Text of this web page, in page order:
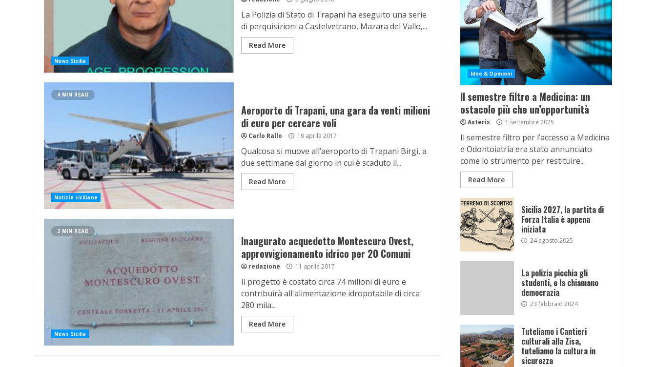
News Sicilia
La Polizia di Stato di Trapani ha eseguito una serie
di perquisizioni a Castelvetrano, Mazara del Vallo,...
Read More
4 MIN READ
Notizie siciliane
Aeroporto di Trapani, una gara da venti milioni
di euro per cercare voli
Carlo Rallo 19 aprile 2017
Qualcosa si muove all’aeroporto di Trapani Birgi, a
due settimane dal giorno in cui è scaduto il...
Read More
2 MIN READ
News Sicilia
Inaugurato acquedotto Montescuro Ovest,
approvvigionamento idrico per 20 Comuni
redazione 11 aprile 2017
Il progetto è costato circa 74 milioni di euro e
contribuirà all'alimentazione idropotabile di circa
280 mila...
Read More
Idee & Opinioni
Il semestre filtro a Medicina: un
ostacolo più che un’opportunità
Asterix 1 settembre 2025
Il semestre filtro per l’accesso a Medicina
e Odontoiatria era stato annunciato
come lo strumento per restituire...
Read More
Sicilia 2027, la partita di
Forza Italia è appena
iniziata
24 agosto 2025
La polizia picchia gli
studenti, e la chiamano
democrazia
23 febbraio 2024
Tuteliamo i Cantieri
culturali alla Zisa,
tuteliamo la cultura in
sicurezza